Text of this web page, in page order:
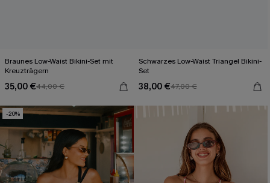
Braunes Low-Waist Bikini-Set mit
Kreuzträgern
35,00 €44,00 €
Schwarzes Low-Waist Triangel Bikini-
Set
38,00 €47,00 €
-20%